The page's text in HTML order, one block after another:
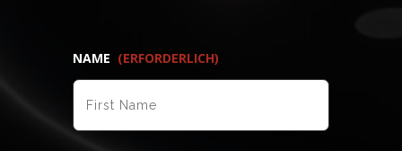
NAME (ERFORDERLICH)
VORNAME